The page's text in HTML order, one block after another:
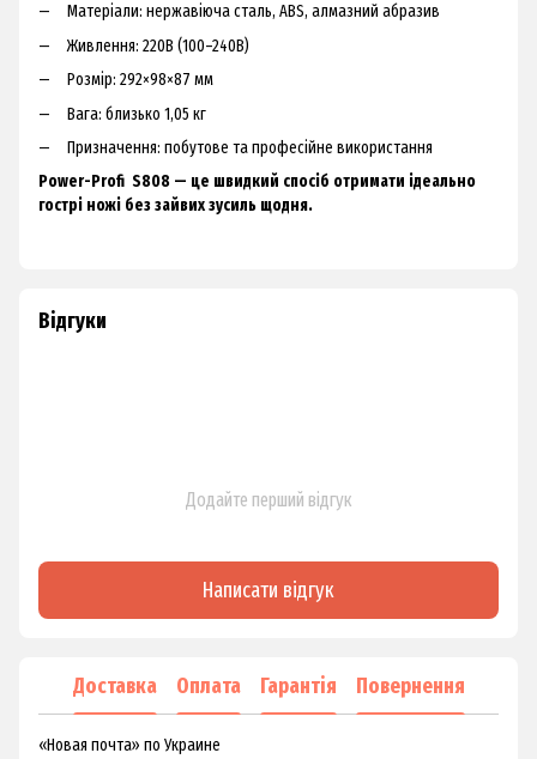
Матеріали: нержавіюча сталь, ABS, алмазний абразив
Живлення: 220В (100–240В)
Розмір: 292×98×87 мм
Вага: близько 1,05 кг
Призначення: побутове та професійне використання
Power-Profi S808 — це швидкий спосіб отримати ідеально
гострі ножі без зайвих зусиль щодня.
Відгуки
Додайте перший відгук
Написати відгук
Доставка Оплата Гарантія Повернення
«Новая почта» по Украине